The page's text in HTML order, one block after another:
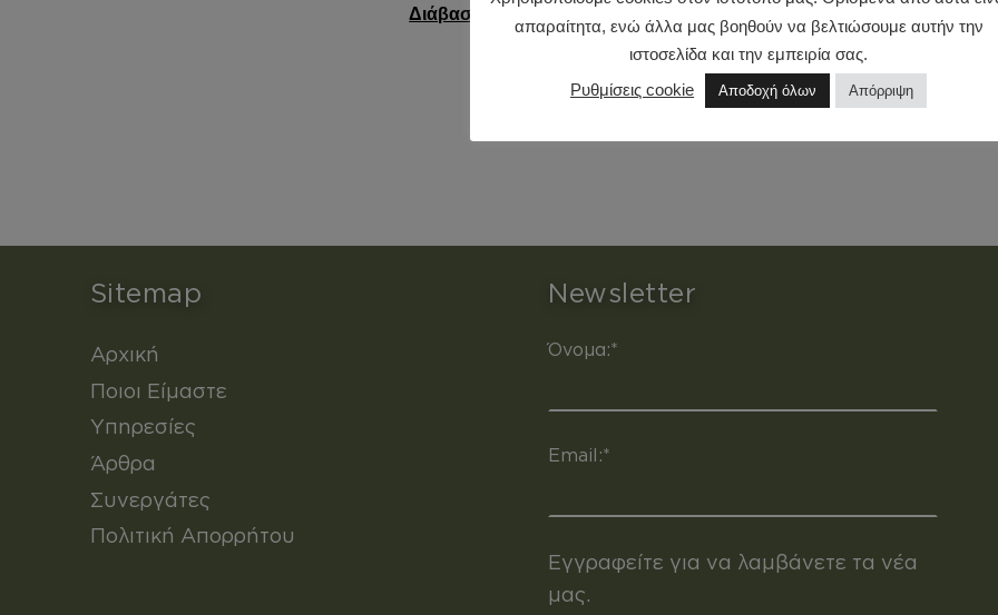
Διάβασε Περισσότερα “Η ανάγκη της συμβουλευτικής στον αγροτικό χώρο”
Sitemap
Αρχική
Ποιοι Είμαστε
Υπηρεσίες
Άρθρα
Συνεργάτες
Πολιτική Απορρήτου
Newsletter
Όνομα:*
Email:*
Εγγραφείτε για να λαμβάνετε τα νέα
μας.
απαραίτητα, ενώ άλλα μας βοηθούν να βελτιώσουμε αυτήν την
ιστοσελίδα και την εμπειρία σας.
Ρυθμίσεις cookie
Αποδοχή όλων Απόρριψη